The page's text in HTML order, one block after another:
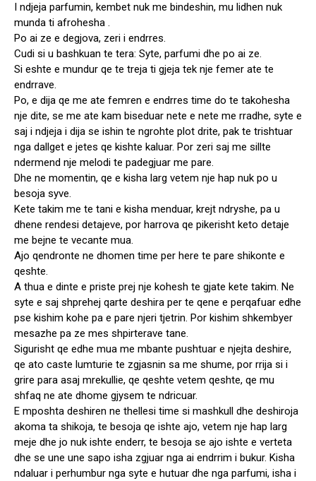
I ndjeja parfumin, kembet nuk me bindeshin, mu lidhen nuk
munda ti afrohesha .
Po ai ze e degjova, zeri i endrres.
Cudi si u bashkuan te tera: Syte, parfumi dhe po ai ze.
Si eshte e mundur qe te treja ti gjeja tek nje femer ate te
endrrave.
Po, e dija qe me ate femren e endrres time do te takohesha
nje dite, se me ate kam biseduar nete e nete me rradhe, syte e
saj i ndjeja i dija se ishin te ngrohte plot drite, pak te trishtuar
nga dallget e jetes qe kishte kaluar. Por zeri saj me sillte
ndermend nje melodi te padegjuar me pare.
Dhe ne momentin, qe e kisha larg vetem nje hap nuk po u
besoja syve.
Kete takim me te tani e kisha menduar, krejt ndryshe, pa u
dhene rendesi detajeve, por harrova qe pikerisht keto detaje
me bejne te vecante mua.
Ajo qendronte ne dhomen time per here te pare shikonte e
qeshte.
A thua e dinte e priste prej nje kohesh te gjate kete takim. Ne
syte e saj shprehej qarte deshira per te qene e perqafuar edhe
pse kishim kohe pa e pare njeri tjetrin. Por kishim shkembyer
mesazhe pa ze mes shpirterave tane.
Sigurisht qe edhe mua me mbante pushtuar e njejta deshire,
qe ato caste lumturie te zgjasnin sa me shume, por rrija si i
grire para asaj mrekullie, qe qeshte vetem qeshte, qe mu
shfaq ne ate dhome gjysem te ndricuar.
E mposhta deshiren ne thellesi time si mashkull dhe deshiroja
akoma ta shikoja, te besoja qe ishte ajo, vetem nje hap larg
meje dhe jo nuk ishte enderr, te besoja se ajo ishte e verteta
dhe se une une sapo isha zgjuar nga ai endrrim i bukur. Kisha
ndaluar i perhumbur nga syte e hutuar dhe nga parfumi, isha i